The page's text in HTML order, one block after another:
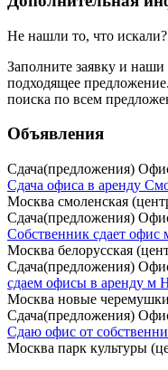
Не нашли то, что искали?
Заполните заявку и наши
подходящее
поиска по всем
Объявления
Сдача(предложения)
Сдача офиса в аренду
Москва смоленская
Сдача(предложения)
Собственник сдает офис
Москва белорусская
Сдача(предложения)
сдаем офисы в аренду м
Москва новые
Сдача(предложения)
Сдаю офис от
Москва парк культуры